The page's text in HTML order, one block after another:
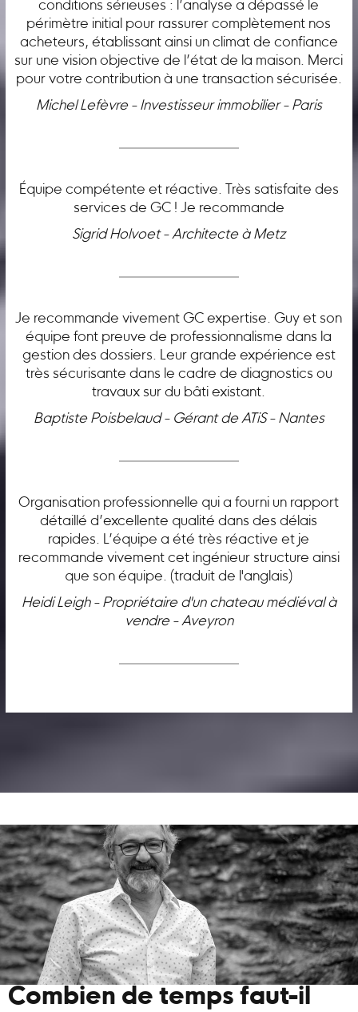
conditions sérieuses : l’analyse a dépassé le
périmètre initial pour rassurer complètement nos
acheteurs, établissant ainsi un climat de confiance
sur une vision objective de l’état de la maison. Merci
pour votre contribution à une transaction sécurisée.
Michel Lefèvre - Investisseur immobilier - Paris
Équipe compétente et réactive. Très satisfaite des
services de GC ! Je recommande
Sigrid Holvoet - Architecte à Metz
Je recommande vivement GC expertise. Guy et son
équipe font preuve de professionnalisme dans la
gestion des dossiers. Leur grande expérience est
très sécurisante dans le cadre de diagnostics ou
travaux sur du bâti existant.
Baptiste Poisbelaud - Gérant de ATiS - Nantes
Organisation professionnelle qui a fourni un rapport
détaillé d’excellente qualité dans des délais
rapides. L’équipe a été très réactive et je
recommande vivement cet ingénieur structure ainsi
que son équipe. (traduit de l'anglais)
Heidi Leigh - Propriétaire d'un chateau médiéval à
vendre - Aveyron
Combien de temps faut-il